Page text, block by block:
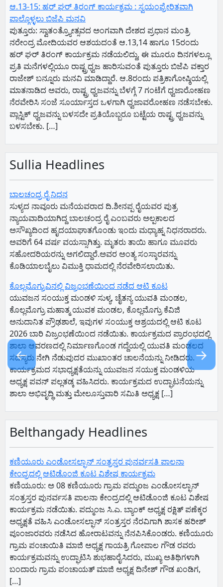
ಆ.13-15: ಹರ್ ಘರ್ ತಿರಂಗ್ ಕಾರ್ಯಕ್ರಮ : ಸ್ವಯಂಪ್ರೇರಿತವಾಗಿ
ಪಾಲ್ಗೊಳ್ಳಲು ಬಿಜೆಪಿ ಮನವಿ
ಪುತ್ತೂರು: ಸ್ವಾತಂತ್ರ್ಯೋತ್ಸವದ ಅಂಗವಾಗಿ ದೇಶದ ಪ್ರಧಾನ ಮಂತ್ರಿ
ನರೇಂದ್ರ ಮೋದಿಯವರ ಆಶಯದಂತೆ ಆ.13,14 ಹಾಗೂ 15ರಂದು
ಹರ್ ಘರ್ ತಿರಂಗ್ ಕಾರ್ಯಕ್ರಮ ನಡೆಯಲಿದ್ದು, ಈ ಮೂರೂ ದಿನಗಳಲ್ಲೂ
ಪ್ರತಿ ಮನೆಗಳಲ್ಲಿಯೂ ರಾಷ್ಟ್ರಧ್ವಜ ಹಾರಿಸುವಂತೆ ಪುತ್ತೂರು ಬಿಜೆಪಿ ವಕ್ತಾರ
ರಾಜೇಶ್ ಬನ್ನೂರು ಮನವಿ ಮಾಡಿದ್ದಾರೆ. ಆ.8ರಂದು ಪತ್ರಿಕಾಗೋಷ್ಠಿಯಲ್ಲಿ
ಮಾತನಾಡಿದ ಅವರು, ರಾಷ್ಟ್ರ ಧ್ವಜವನ್ನು ಬೆಳಗ್ಗೆ 7 ಗಂಟೆಗೆ ಧ್ವಜಾರೋಹಣ
ನೆರವೇರಿಸಿ ಸಂಜೆ ಸೂರ್ಯಾಸ್ತದ ಒಳಗಾಗಿ ಧ್ವಜಾವರೋಹಣ ನಡೆಸಬೇಕು.
ಪ್ಲಾಸ್ಟಿಕ್ ಧ್ವಜವನ್ನು ಬಳಸದೇ ಪ್ರತಿಯೊಬ್ಬರೂ ಬಟ್ಟೆಯ ರಾಷ್ಟ್ರ ಧ್ವಜವನ್ನು
ಬಳಸಬೇಕು. […]
Sullia Headlines
ಬಾಲಚಂದ್ರ ರೈ ನಿಧನ
ಸುಳ್ಯದ ನಾವೂರು ಮನೆಯವರಾದ ದಿ.ಶೀನಪ್ಪ ರೈಯವರ ಪುತ್ರ
ನ್ಯಾಯವಾದಿಯಾಗಿದ್ದ ಬಾಲಚಂದ್ರ ರೈ ಎಂಬವರು ಅಲ್ಪಕಾಲದ
ಅಸೌಖ್ಯದಿಂದ ಹೃದಯಾಘಾತಗೊಂಡು ಇಂದು ಮಧ್ಯಾಹ್ನ ನಿಧನರಾದರು.
ಅವರಿಗೆ 64 ವರ್ಷ ವಯಸ್ಸಾಗಿತ್ತು. ಮೃತರು ತಾಯಿ ಹಾಗೂ ಮೂವರು
ಸಹೋದರಿಯರನ್ನು ಅಗಲಿದ್ದಾರೆ.ಅವರ ಅಂತ್ಯ ಸಂಸ್ಕಾರವನ್ನು
ಕೊಡಿಯಾಲಬೈಲು ವಿಮುಕ್ತಿ ಧಾಮದಲ್ಲಿ ನೆರವೇರಿಸಲಾಯಿತು.
ಕೊಲ್ಲಮೊಗ್ರುವಿನಲ್ಲಿ ವಿಜ್ರಂಭಣೆಯಿಂದ ನಡೆದ ಆಟಿ ಕೂಟ
ಯುವಜನ ಸಂಯುಕ್ತ ಮಂಡಳಿ ಸುಳ್ಯ, ಚೈತನ್ಯ ಯುವತಿ ಮಂಡಲ,
ಕೊಲ್ಲಮೊಗ್ರು ಮಹಾತ್ಮ ಯುವಕ ಮಂಡಲ, ಕೊಲ್ಲಮೊಗ್ರು ಕೆವಿಜಿ
ಅನುದಾನಿತ ಪ್ರೌಢಶಾಲೆ, ಇವುಗಳ ಸಂಯುಕ್ತ ಆಶ್ರಯದಲ್ಲಿ ಆಟಿ ಕೂಟ
2026 ಬಾರಿ ವಿಜ್ರಂಭಣೆಯಿಂದ ನಡೆಯಿತು. ಕಾರ್ಯಕ್ರಮದ ಪ್ರಾರಂಭದಲ್ಲಿ
ಶಾಲಾ ಆವರಣದಲ್ಲಿ ನಿರ್ಮಾಣಗೊಂಡ ಗದ್ದೆಯಲ್ಲಿ ಯುವತಿ ಮಂಡಲದ
ಸದಸ್ಯರು ನೇಗಿ ನೆಡುವುದರ ಮುಖಾಂತರ ಚಾಲನೆಯನ್ನು ನೀಡಿದರು.
ಕಾರ್ಯಕ್ರಮದ ಸಭಾಧ್ಯಕ್ಷತೆಯನ್ನು ಯುವಜನ ಸಯುಕ್ತ ಮಂಡಳಿಯ
ಅಧ್ಯಕ್ಷ ಪವನ್ ಪಲ್ಲತಡ್ಕ ವಹಿಸಿದರು. ಕಾರ್ಯಕ್ರಮದ ಉದ್ಘಾಟನೆಯನ್ನು
ಶಾಲಾ ಅಭಿವೃದ್ಧಿ ಮತ್ತು ಮೇಲೂಸ್ತುವಾರಿ ಸಮಿತಿ ಅಧ್ಯಕ್ಷ […]
Belthangady Headlines
ಕಣಿಯೂರು ಎಂಡೋಸಲ್ಫಾನ್ ಸಂತ್ರಸ್ತರ ಪುನರ್ವಸತಿ ಪಾಲನಾ
ಕೇಂದ್ರದಲ್ಲಿ ಆಟಿಡೊಂಜಿ ಕೂಟ ವಿಶೇಷ ಕಾರ್ಯಕ್ರಮ
ಕಣಿಯೂರು: ಅ 08 ಕಣಿಯೂರು ಗ್ರಾಮ ಪದ್ಮುoಜ ಎಂಡೋಸಲ್ಫಾನ್
ಸಂತ್ರಸ್ತರ ಪುನರ್ವಸತಿ ಪಾಲನಾ ಕೇಂದ್ರದಲ್ಲಿ ಆಟಿಡೊಂಜಿ ಕೂಟ ವಿಶೇಷ
ಕಾರ್ಯಕ್ರಮ ನಡೆಯಿತು. ಪದ್ಮುಂಜ ಸಿ.ಎ. ಬ್ಯಾಂಕ್ ಅಧ್ಯಕ್ಷ ರಕ್ಷಿತ್ ಪಣೆಕ್ಕರ
ಅಧ್ಯಕ್ಷತೆ ವಹಿಸಿ ಎಂಡೋಸಲ್ಫಾನ್ ಸಂತ್ರಸ್ತರ ನೆರವಿಗಾಗಿ ಶಾಸಕ ಹರೀಶ್
ಪೂಂಜಾರವರು ನಡೆಸಿದ ಹೋರಾಟವನ್ನು ನೆನಪಿಸಿಕೊಂಡರು. ಕಣಿಯೂರು
ಗ್ರಾಮ ಪಂಚಾಯಿತಿ ಮಾಜಿ ಅಧ್ಯಕ್ಷ ಗಾಯತ್ರಿ ಗೋಪಾಲ ಗೌಡ ರವರು
ಕಾರ್ಯಕ್ರಮವನ್ನು ಉದ್ಘಾಟಿಸಿ ಶುಭಹಾರೈಸಿದರು, ಮುಖ್ಯ ಅತಿಥಿಗಳಾಗಿ
ಬಂದಾರು ಗ್ರಾಮ ಪಂಚಾಯತ್ ಮಾಜಿ ಅಧ್ಯಕ್ಷ ದಿನೇಶ್ ಗೌಡ ಖಂಡಿಗ,
[…]
← →